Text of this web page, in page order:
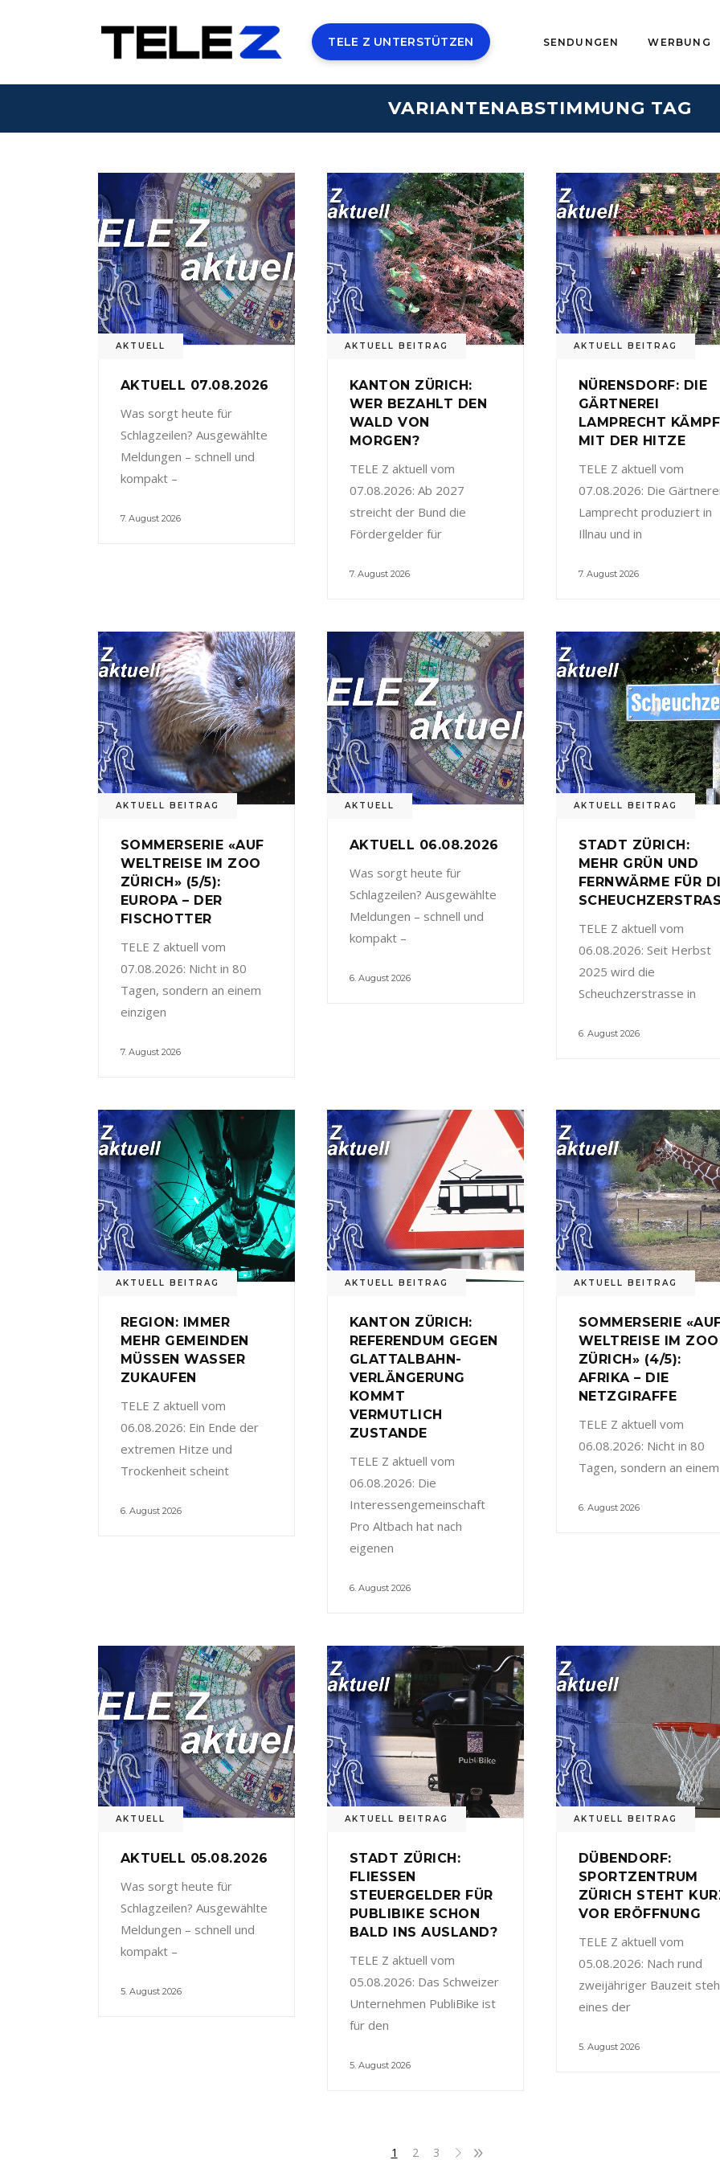
TELE Z UNTERSTÜTZEN SENDUNGEN WERBUNG
VARIANTENABSTIMMUNG TAG
AKTUELL
AKTUELL 07.08.2026
Was sorgt heute für
Schlagzeilen? Ausgewählte
Meldungen – schnell und
kompakt –
7. August 2026
AKTUELL BEITRAG
KANTON ZÜRICH:
WER BEZAHLT DEN
WALD VON
MORGEN?
TELE Z aktuell vom
07.08.2026: Ab 2027
streicht der Bund die
Fördergelder für
7. August 2026
AKTUELL BEITRAG
NÜRENSDORF: DIE
GÄRTNEREI
LAMPRECHT
MIT DER HITZE
TELE Z aktuell vom
07.08.2026: Die
Lamprecht produziert in
Illnau und in
7. August 2026
AKTUELL BEITRAG
SOMMERSERIE «AUF
WELTREISE IM ZOO
ZÜRICH» (5/5):
EUROPA – DER
FISCHOTTER
TELE Z aktuell vom
07.08.2026: Nicht in 80
Tagen, sondern an einem
einzigen
7. August 2026
AKTUELL
AKTUELL 06.08.2026
Was sorgt heute für
Schlagzeilen? Ausgewählte
Meldungen – schnell und
kompakt –
6. August 2026
AKTUELL BEITRAG
STADT ZÜRICH:
MEHR GRÜN UND
FERNWÄRME FÜR
TELE Z aktuell vom
06.08.2026: Seit Herbst
2025 wird die
Scheuchzerstrasse in
6. August 2026
AKTUELL BEITRAG
REGION: IMMER
MEHR GEMEINDEN
MÜSSEN WASSER
ZUKAUFEN
TELE Z aktuell vom
06.08.2026: Ein Ende der
extremen Hitze und
Trockenheit scheint
6. August 2026
AKTUELL BEITRAG
KANTON ZÜRICH:
REFERENDUM GEGEN
GLATTALBAHN-
VERLÄNGERUNG
KOMMT
VERMUTLICH
ZUSTANDE
TELE Z aktuell vom
06.08.2026: Die
Interessengemeinschaft
Pro Altbach hat nach
eigenen
6. August 2026
AKTUELL BEITRAG
SOMMERSERIE
WELTREISE IM ZOO
ZÜRICH» (4/5):
AFRIKA – DIE
NETZGIRAFFE
TELE Z aktuell vom
06.08.2026: Nicht in 80
Tagen, sondern an einem
6. August 2026
AKTUELL
AKTUELL 05.08.2026
Was sorgt heute für
Schlagzeilen? Ausgewählte
Meldungen – schnell und
kompakt –
5. August 2026
AKTUELL BEITRAG
STADT ZÜRICH:
FLIESSEN
STEUERGELDER FÜR
PUBLIBIKE SCHON
BALD INS AUSLAND?
TELE Z aktuell vom
05.08.2026: Das Schweizer
Unternehmen PubliBike ist
für den
5. August 2026
AKTUELL BEITRAG
DÜBENDORF:
SPORTZENTRUM
ZÜRICH STEHT
VOR ERÖFFNUNG
TELE Z aktuell vom
05.08.2026: Nach rund
zweijähriger Bauzeit
eines der
5. August 2026
1 2 3